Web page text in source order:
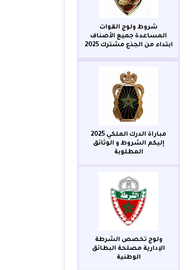
شروط ولوج القوات
المساعدة جميع الأصناف
ابتداء من الجذع مشترك 2025
مباراة الدرك الملكي 2025
إليكم الشروط و الوثائق
المطلوبة
ولوج تخصص الشرطة
الإدارية مصلحة البطائق
الوطنية